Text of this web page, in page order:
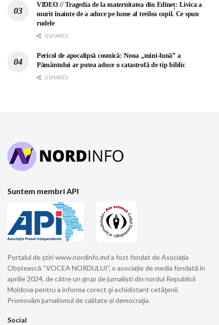
VIDEO // Tragedia de la maternitatea din Edineț: Livica a
murit înainte de a aduce pe lume al treilea copil. Ce spun
rudele
0 SHARES
Pericol de apocalipsă cosmică: Noua „mini-lună” a
Pământului ar putea aduce o catastrofă de tip biblic
0 SHARES
Suntem membri API
Portalul de știri www.nordinfo.md a fost fondat de Asociația
Obștească “VOCEA NORDULUI”, o asociație de media fondată în
aprilie 2024, de către un grup de jurnaliști din nordul Republicii
Moldova pentru a informa corect şi echidistant cetăţenii.
Promovăm jurnalismul de calitate și democraţia.
Social